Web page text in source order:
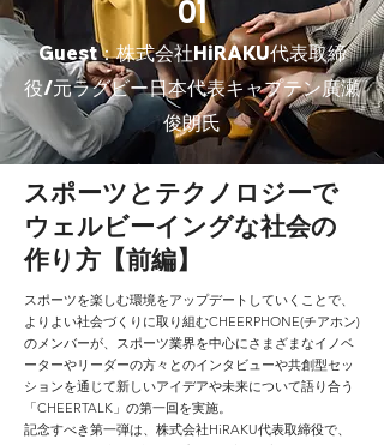
01
Guest：株式会社HiRAKU代表取締
役/元ラグビー日本代表キャプテン廣瀬
俊朗氏
スポーツとテクノロジーで
ウェルビーイングな社会の
作り方【前編】
スポーツを楽しむ環境をアップデートしていくことで、
よりよい社会づくりに取り組むCHEERPHONE(チアホン)
のメンバーが、スポーツ業界を中心にさまざまなイノベ
ーターやリーダーの方々とのインタビューや共創型セッ
ションを通じて新しいアイデアや未来について語り合う
「CHEERTALK」の第一回を実施。
記念すべき第一弾は、株式会社HiRAKU代表取締役で、